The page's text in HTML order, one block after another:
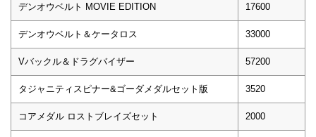
デンオウベルト MOVIE EDITION 17600
デンオウベルト＆ケータロス 33000
Vバックル＆ドラグバイザー 57200
タジャニティスピナー&ゴーダメダルセット版 3520
コアメダル ロストブレイズセット 2000